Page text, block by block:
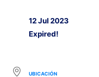
12 Jul 2023
Expired!
UBICACIÓN